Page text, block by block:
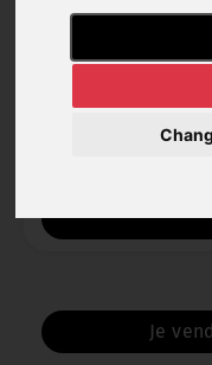
Marque
Je